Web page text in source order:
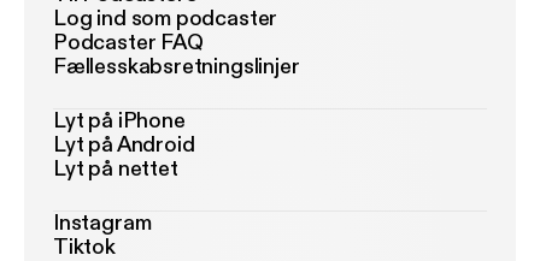
Log ind som podcaster
Podcaster FAQ
Fællesskabsretningslinjer
Lyt på iPhone
Lyt på Android
Lyt på nettet
Instagram
Tiktok